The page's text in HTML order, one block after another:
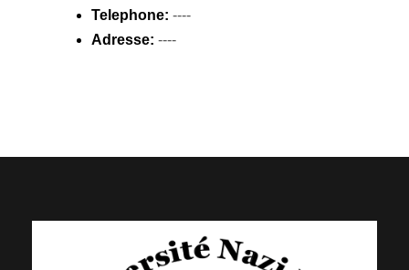
Telephone: ----
Adresse: ----